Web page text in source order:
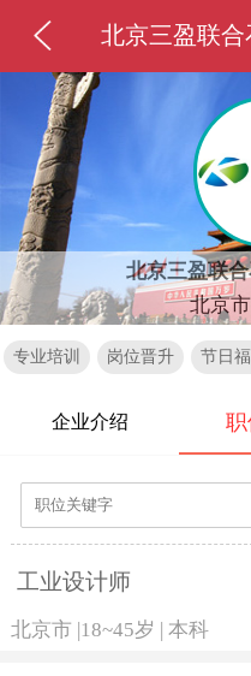
北京三盈联合
北京三盈联
北京
专业培训 岗位晋升 节日福
企业介绍
工业设计师
北京市 18~45岁 本科